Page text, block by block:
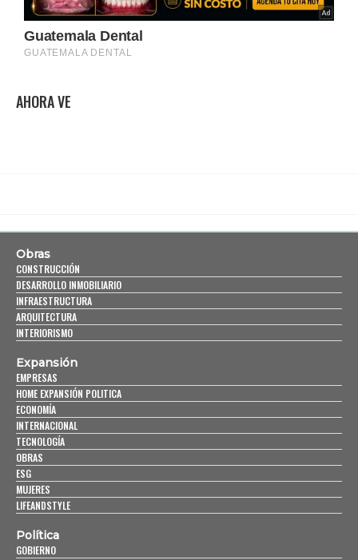
AHORA VE
Obras
CONSTRUCCIÓN
DESARROLLO INMOBILIARIO
INFRAESTRUCTURA
ARQUITECTURA
INTERIORISMO
Expansión
EMPRESAS
HOME EXPANSIÓN POLITICA
ECONOMÍA
INTERNACIONAL
TECNOLOGÍA
OBRAS
ESG
MUJERES
LIFEANDSTYLE
Política
GOBIERNO